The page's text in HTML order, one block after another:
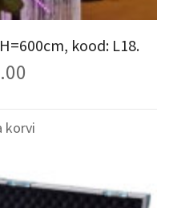
kood: L18.
korvi